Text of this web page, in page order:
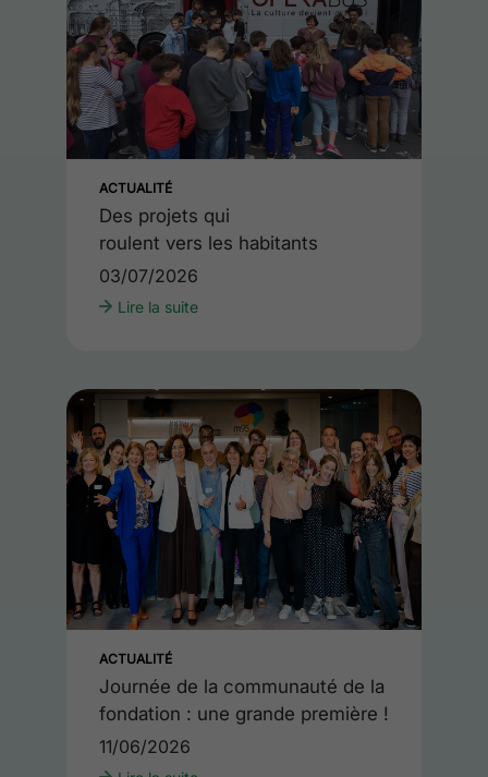
ACTUALITÉ
Des projets qui
roulent vers les habitants
03/07/2026
Lire la suite
ACTUALITÉ
Journée de la communauté de la
fondation : une grande première !
11/06/2026